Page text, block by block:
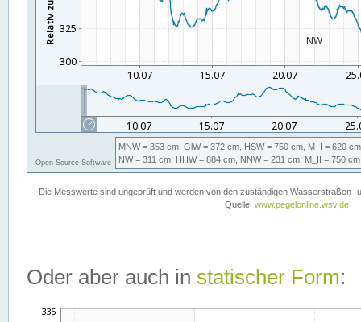
Oder aber auch in statischer Form: